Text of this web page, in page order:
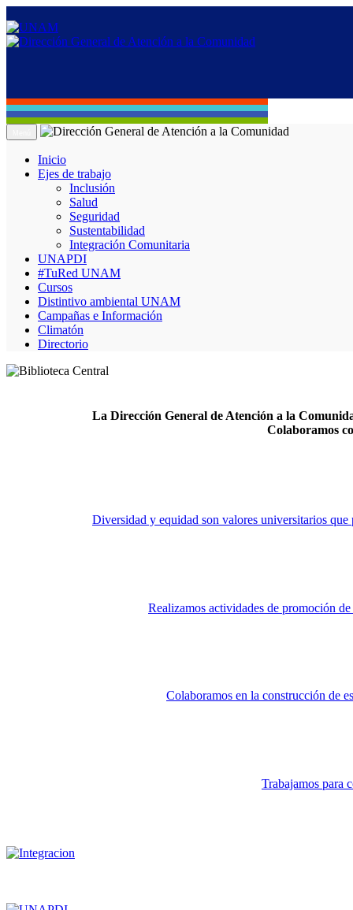
Inicio
Ejes de trabajo
Inclusión
Salud
Seguridad
Sustentabilidad
Integración Comunitaria
UNAPDI
#TuRed UNAM
Cursos
Distintivo ambiental UNAM
Campañas e Información
Climatón
Directorio
La Dirección General de Atención a la
Colaboramos
Diversidad y equidad son valores universitarios que
Realizamos actividades de promoción
Colaboramos en la construcción de
Trabajamos para